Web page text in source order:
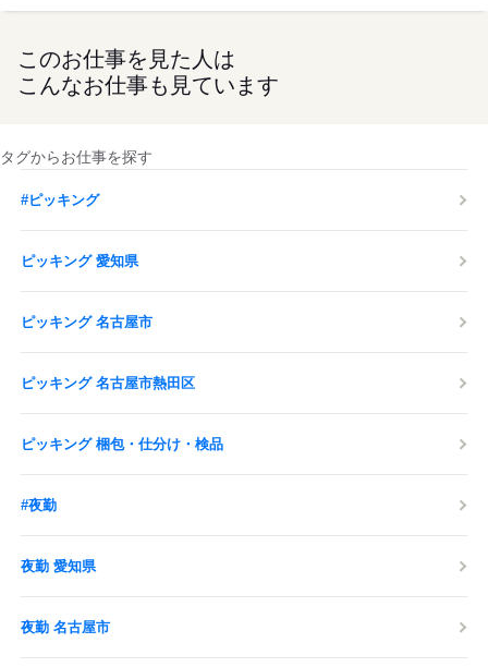
このお仕事を見た人は
こんなお仕事も見ています
タグからお仕事を探す
#ピッキング
ピッキング 愛知県
ピッキング 名古屋市
ピッキング 名古屋市熱田区
ピッキング 梱包・仕分け・検品
#夜勤
夜勤 愛知県
夜勤 名古屋市